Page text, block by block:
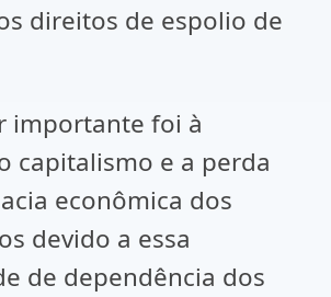
direitos de espolio de
importante foi à
capitalismo e a perda
econômica dos
devido a essa
de dependência dos